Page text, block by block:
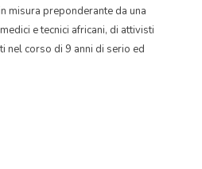
misura preponderante da una
e tecnici africani, di attivisti
nel corso di 9 anni di serio ed